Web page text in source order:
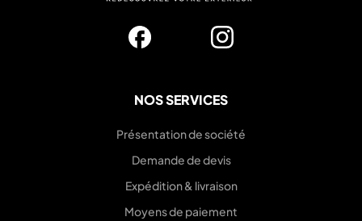
NOS SERVICES
Présentation de société
Demande de devis
Expédition & livraison
Moyens de paiement